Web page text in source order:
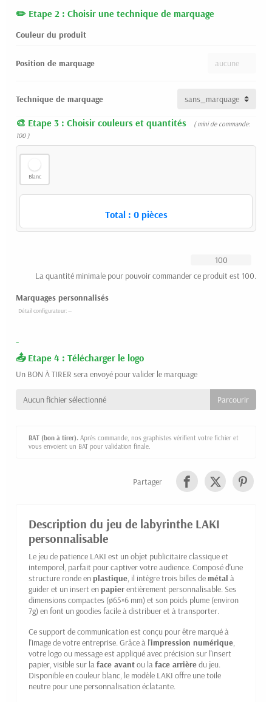
Etape 2 : Choisir une technique de marquage
Couleur du produit
Position de marquage
Technique de marquage
Etape 3 : Choisir couleurs et quantités
( mini de commande:
100 )
Blanc
Total : 0pièces
La quantité minimale pour pouvoir commander ce produit est 100.
Marquages personnalisés
-
Etape 4 : Télécharger le logo
Un BON À TIRER sera envoyé pour valider le marquage
Aucun fichier sélectionné
BAT (bon à tirer). Après commande, nos graphistes vérifient votre fichier et
vous envoient un BAT pour validation finale.
Partager
Description du jeu de labyrinthe LAKI
personnalisable
Le jeu de patience LAKI est un objet publicitaire classique et
intemporel, parfait pour captiver votre audience. Composé d'une
structure ronde enplastique, il intègre trois billes demétal à
guider et un insert enpapierentièrement personnalisable. Ses
dimensions compactes (ø65×6 mm) et son poids plume (environ
7g) en font un goodies facile à distribuer et à transporter.
Ce support de communication est conçu pour être marqué à
l'image de votre entreprise. Grâce à l'impression numérique,
votre logo ou message est appliqué avec précision sur l'insert
papier, visible sur laface avantou laface arrièredu jeu.
Disponible en couleur blanc, le modèle LAKI offre une toile
neutre pour une personnalisation éclatante.